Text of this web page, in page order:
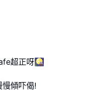
超正呀🎑
傾吓偈!